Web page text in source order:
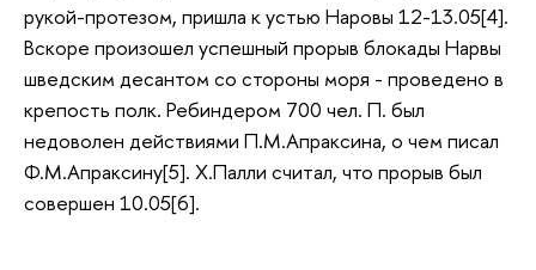
рукой-протезом, пришла к устью Наровы 12-13.05[4].
Вскоре произошел успешный прорыв блокады Нарвы
шведским десантом со стороны моря - проведено в
крепость полк. Ребиндером 700 чел. П. был
недоволен действиями П.М.Апраксина, о чем писал
Ф.М.Апраксину[5]. Х.Палли считал, что прорыв был
совершен 10.05[6].